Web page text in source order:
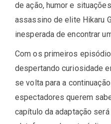
de ação, humor e
assassino de elite Hikaru
inesperada de encontrar
Com os primeiros
despertando curiosidade
se volta para a
espectadores querem
capítulo da adaptação